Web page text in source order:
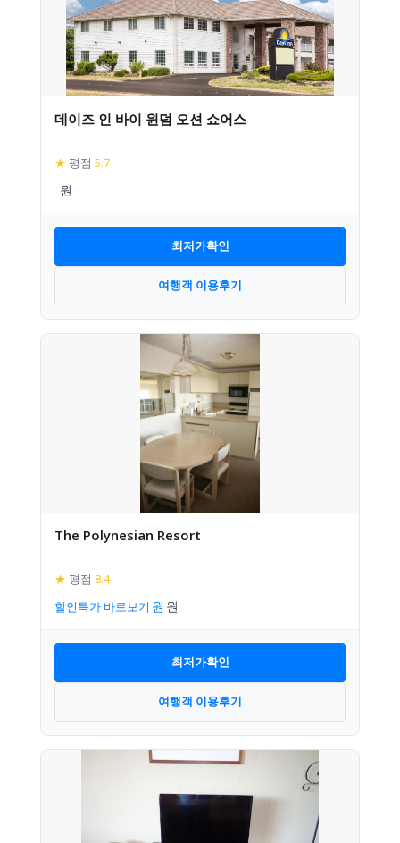
데이즈 인 바이 윈덤 오션 쇼어스
★ 평점 5.7
최저가확인
여행객 이용후기
The Polynesian Resort
★ 평점 8.4
할인특가 바로보기
최저가확인
여행객 이용후기